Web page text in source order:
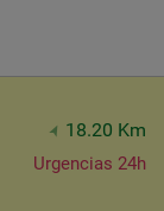
18.20 Km
Urgencias 24h